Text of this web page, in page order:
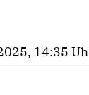
14:35